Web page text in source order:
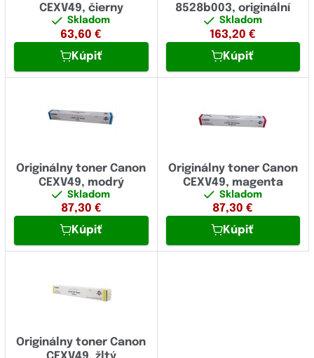
CEXV49, čierny
Skladom
63,60 €
Kúpiť
8528b003, originální
Skladom
163,20 €
Kúpiť
Originálny toner Canon
CEXV49, modrý
Skladom
87,30 €
Kúpiť
Originálny toner Canon
CEXV49, magenta
Skladom
87,30 €
Kúpiť
Originálny toner Canon